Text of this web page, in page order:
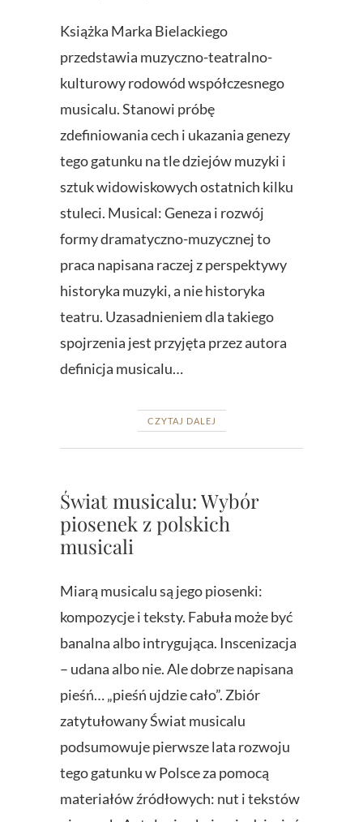
Książka Marka Bielackiego
przedstawia muzyczno-teatralno-
kulturowy rodowód współczesnego
musicalu. Stanowi próbę
zdefiniowania cech i ukazania genezy
tego gatunku na tle dziejów muzyki i
sztuk widowiskowych ostatnich kilku
stuleci. Musical: Geneza i rozwój
formy dramatyczno-muzycznej to
praca napisana raczej z perspektywy
historyka muzyki, a nie historyka
teatru. Uzasadnieniem dla takiego
spojrzenia jest przyjęta przez autora
definicja musicalu…
CZYTAJ DALEJ
Świat musicalu: Wybór
piosenek z polskich
musicali
Miarą musicalu są jego piosenki:
kompozycje i teksty. Fabuła może być
banalna albo intrygująca. Inscenizacja
– udana albo nie. Ale dobrze napisana
pieśń… „pieśń ujdzie cało”. Zbiór
zatytułowany Świat musicalu
podsumowuje pierwsze lata rozwoju
tego gatunku w Polsce za pomocą
materiałów źródłowych: nut i tekstów